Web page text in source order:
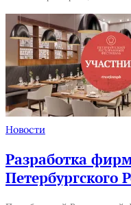
Новости
Разработка
Петербургского